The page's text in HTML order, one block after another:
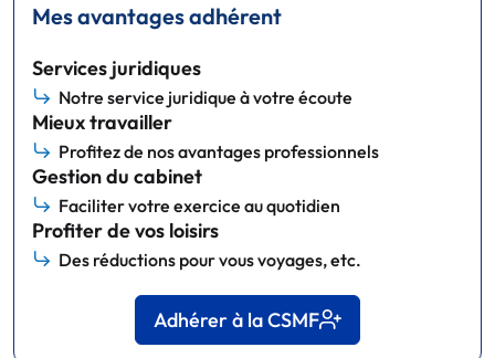
Mes avantages adhérent
Services juridiques
Notre service juridique à votre écoute
Mieux travailler
Profitez de nos avantages professionnels
Gestion du cabinet
Faciliter votre exercice au quotidien
Profiter de vos loisirs
Des réductions pour vous voyages, etc.
Adhérer à la CSMF